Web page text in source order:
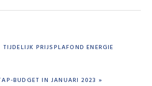
PRIJSPLAFOND ENERGIE
BUDGET IN JANUARI 2023 »